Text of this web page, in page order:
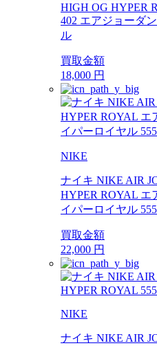
HIGH OG HYPER
402 エアジョーダ
ル
買取金額
18,000 円
NIKE
ナイキ NIKE AIR
HYPER ROYAL エ
イパーロイヤル
買取金額
22,000 円
NIKE
ナイキ NIKE AIR